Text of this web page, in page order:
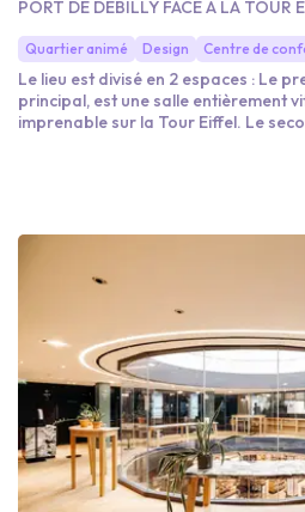
PORT DE DEBILLY FACE A LA
Quartier animé Design Centre de
Le lieu est divisé en 2 espaces : Le premier, au niveau du pont
principal, est une salle entièrement
imprenable sur la Tour Eiffel. Le
que l'espace situé au niveau du
jolie terrasse permettant au beaux
bateaux